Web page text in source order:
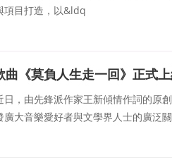
項目打造，以&ldq
《莫負人生走一回》正式
，由先鋒派作家王新傾情作詞的原創
大音樂愛好者與文學界人士的廣泛